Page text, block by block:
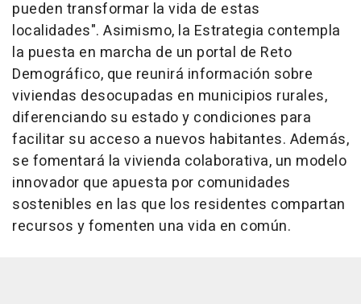
pueden transformar la vida de estas
localidades". Asimismo, la Estrategia contempla
la puesta en marcha de un portal de Reto
Demográfico, que reunirá información sobre
viviendas desocupadas en municipios rurales,
diferenciando su estado y condiciones para
facilitar su acceso a nuevos habitantes. Además,
se fomentará la vivienda colaborativa, un modelo
innovador que apuesta por comunidades
sostenibles en las que los residentes compartan
recursos y fomenten una vida en común.